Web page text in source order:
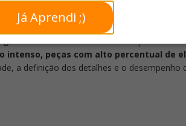
Já Aprendi ;)
de um filme especial, utilizando tinta com
e artes coloridas. É indicada para
intenso, peças com alto percentual de
a definição dos detalhes e o desempenho